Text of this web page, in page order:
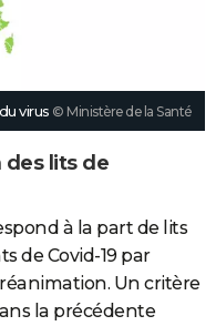
virus © Ministère de la Santé
des lits de
à la part de lits
de Covid-19 par
Un critère
la précédente